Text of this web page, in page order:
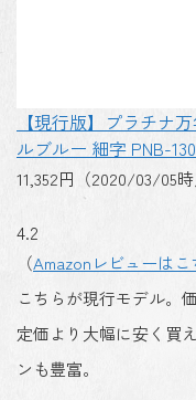
【現行版】プラチナ
ルブルー 細字 PNB-
11,352円（2020/03/05時
4.2
（Amazonレビューはこ
こちらが現行モデル。
定価より大幅に安く買
ンも豊富。